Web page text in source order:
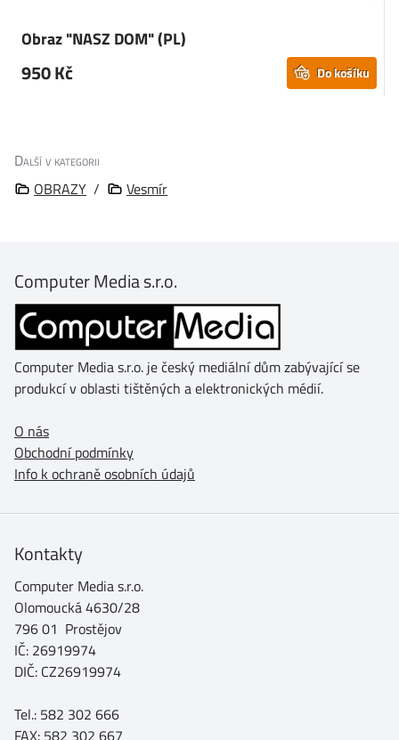
Obraz "NASZ DOM" (PL)
950 Kč Do košíku
Další v kategorii
OBRAZY / Vesmír
Computer Media s.r.o.
Computer Media s.r.o. je český mediální dům zabývající se
produkcí v oblasti tištěných a elektronických médií.
O nás
Obchodní podmínky
Info k ochraně osobních údajů
Kontakty
Computer Media s.r.o.
Olomoucká 4630/28
796 01 Prostějov
IČ: 26919974
DIČ: CZ26919974
Tel.: 582 302 666
FAX: 582 302 667